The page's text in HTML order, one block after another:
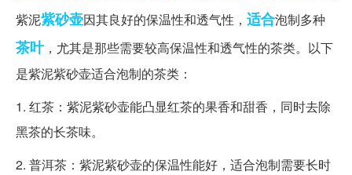
紫泥紫砂壶因其良好的保温性和透气性， 适合泡制多种
茶叶，尤其是那些需要较高保温性和透气性的茶类。以下
是紫泥紫砂壶适合泡制的茶类：
1. 红茶：紫泥紫砂壶能凸显红茶的果香和甜香，同时去除
黑茶的长茶味。
2. 普洱茶：紫泥紫砂壶的保温性能好，适合泡制需要长时